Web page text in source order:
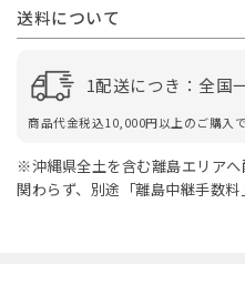
送料について
1配送につき：全国
商品代金税込10,000円以上のご購入
※沖縄県全土を含む離島エリア
関わらず、別途「離島中継手数料